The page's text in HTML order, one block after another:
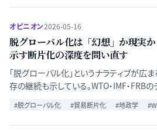
オピニオン2026-05-16
脱グローバル化は「幻想」か現実
示す断片化の深度を問い直す
「脱グローバル化」というナラティブが広
存の継続も示している。WTO・IMF・FRB
断片化がどこまで現実で、どこから過剰解
#脱グローバル化 #貿易断片化 #地政学 #